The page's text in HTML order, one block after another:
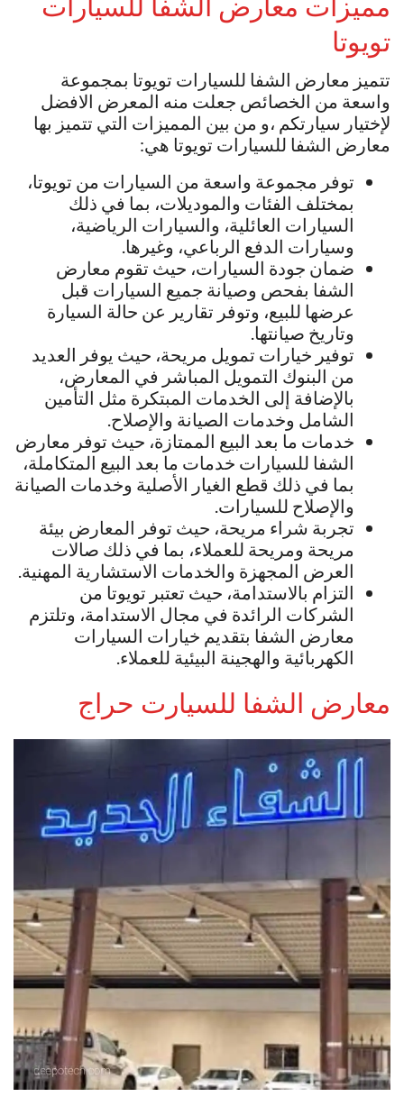
مميزات معارض الشفا للسيارات
تويوتا
تتميز معارض الشفا للسيارات تويوتا بمجموعة
واسعة من الخصائص جعلت منه المعرض الافضل
لإختيار سيارتكم ،و من بين المميزات التي تتميز بها
معارض الشفا للسيارات تويوتا هي:
توفر مجموعة واسعة من السيارات من تويوتا،
بمختلف الفئات والموديلات، بما في ذلك
السيارات العائلية، والسيارات الرياضية،
وسيارات الدفع الرباعي، وغيرها.
ضمان جودة السيارات، حيث تقوم معارض
الشفا بفحص وصيانة جميع السيارات قبل
عرضها للبيع، وتوفر تقارير عن حالة السيارة
وتاريخ صيانتها.
توفير خيارات تمويل مريحة، حيث يوفر العديد
من البنوك التمويل المباشر في المعارض،
بالإضافة إلى الخدمات المبتكرة مثل التأمين
الشامل وخدمات الصيانة والإصلاح.
خدمات ما بعد البيع الممتازة، حيث توفر معارض
الشفا للسيارات خدمات ما بعد البيع المتكاملة،
بما في ذلك قطع الغيار الأصلية وخدمات الصيانة
والإصلاح للسيارات.
تجربة شراء مريحة، حيث توفر المعارض بيئة
مريحة ومريحة للعملاء، بما في ذلك صالات
العرض المجهزة والخدمات الاستشارية المهنية.
التزام بالاستدامة، حيث تعتبر تويوتا من
الشركات الرائدة في مجال الاستدامة، وتلتزم
معارض الشفا بتقديم خيارات السيارات
الكهربائية والهجينة البيئية للعملاء.
معارض الشفا للسيارت حراج